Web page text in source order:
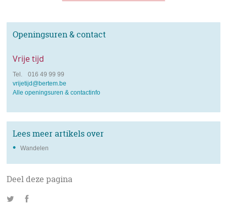
Openingsuren & contact
Vrije tijd
Tel. tel.016 49 99 99
e-
mail
vrijetijd@bertem.be
Alle openingsuren & contactinfo
Lees meer artikels over
Wandelen
Deel deze pagina